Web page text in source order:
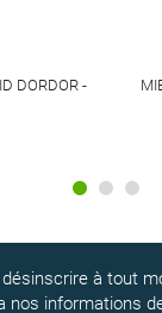
DORDOR -
à tout
nos informations